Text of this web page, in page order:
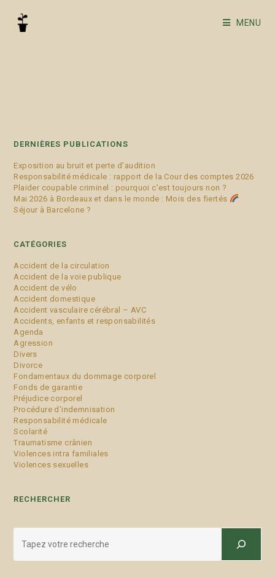
MENU
DERNIÈRES PUBLICATIONS
Exposition au bruit et perte d’audition
Responsabilité médicale : rapport de la Cour des comptes 2026
Plaider coupable criminel : pourquoi c’est toujours non ?
Mai 2026 à Bordeaux et dans le monde : Mois des fiertés
Séjour à Barcelone ?
CATÉGORIES
Accident de la circulation
Accident de la voie publique
Accident de vélo
Accident domestique
Accident vasculaire cérébral – AVC
Accidents, enfants et responsabilités
Agenda
Agression
Divers
Divorce
Fondamentaux du dommage corporel
Fonds de garantie
Préjudice corporel
Procédure d'indemnisation
Responsabilité médicale
Scolarité
Traumatisme crânien
Violences intra familiales
Violences sexuelles
RECHERCHER